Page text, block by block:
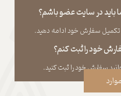
باید در سایت عضو باشم؟
تکمیل سفارش خود ادامه دهید.​​​​​​​
خود را ثبت کنم؟